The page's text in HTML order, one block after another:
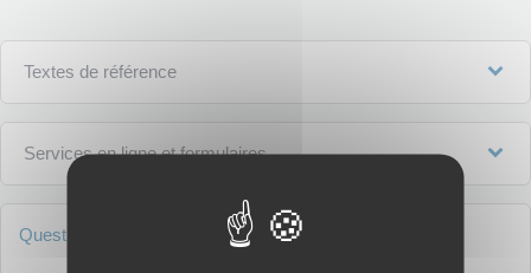
Textes de référence
Services en ligne et formulaires
Questions ? Réponses !